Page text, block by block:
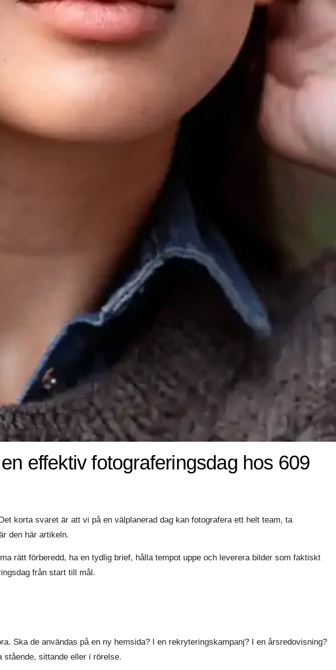
effektiv fotograferingsdag hos 609
korta svaret är att vi på en välplanerad dag kan fotografera ett helt team, ta
den här artikeln.
rätt förberedd, ha en tydlig brief, hålla tempot uppe och leverera bilder som faktiskt
från start till mål.
Ska de användas på en ny hemsida? I en rekryteringskampanj? I en årsredovisning?
sittande eller i rörelse.